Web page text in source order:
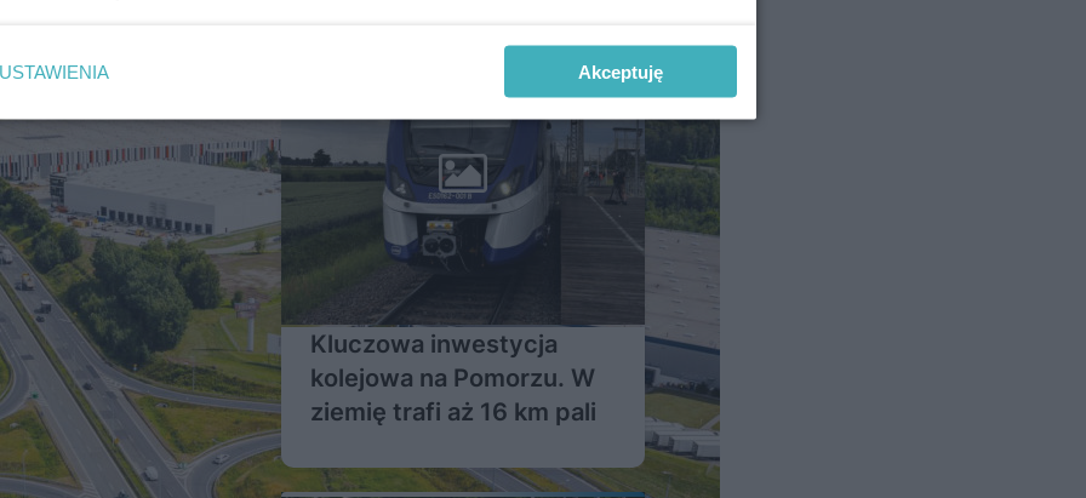
Kluczowa inwestycja
kolejowa na Pomorzu. W
ziemię trafi aż 16 km pali
USTAWIENIA Akceptuję